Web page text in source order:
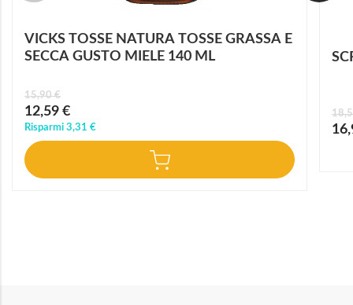
VICKS TOSSE NATURA TOSSE GRASSA E
SECCA GUSTO MIELE 140 ML
Prezzo
speciale
12,59 €
15,90 €
Risparmi 3,31 €